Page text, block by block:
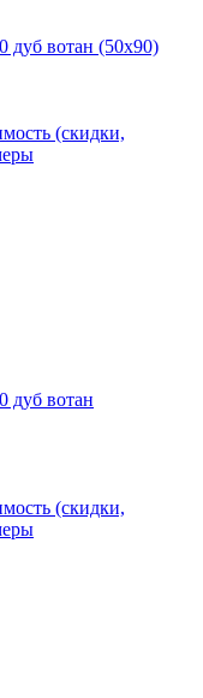
дуб вотан (50x90)
(скидки,
дуб вотан
(скидки,